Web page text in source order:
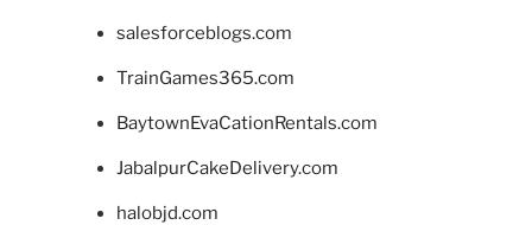
salesforceblogs.com
TrainGames365.com
BaytownEvaCationRentals.com
JabalpurCakeDelivery.com
halobjd.com